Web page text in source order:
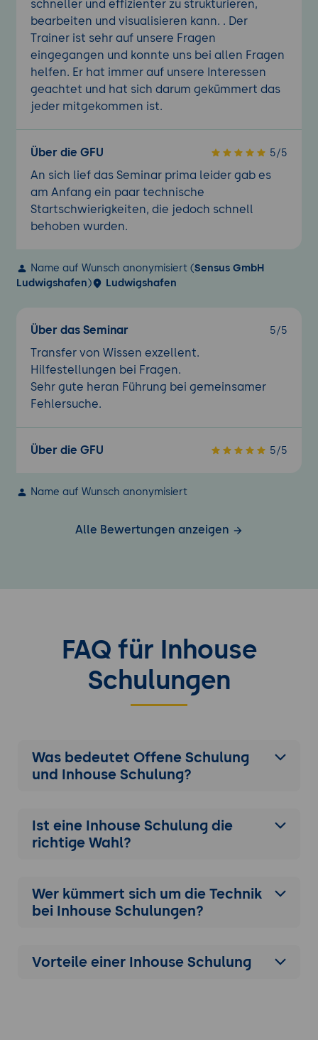
schneller und effizienter zu strukturieren,
bearbeiten und visualisieren kann. . Der
Trainer ist sehr auf unsere Fragen
eingegangen und konnte uns bei allen Fragen
helfen. Er hat immer auf unsere Interessen
geachtet und hat sich darum gekümmert das
jeder mitgekommen ist.
Über die GFU 5/5
An sich lief das Seminar prima leider gab es
am Anfang ein paar technische
Startschwierigkeiten, die jedoch schnell
behoben wurden.
Name auf Wunsch anonymisiert (Sensus GmbH
Ludwigshafen) Ludwigshafen
Über das Seminar 5/5
Transfer von Wissen exzellent.
Hilfestellungen bei Fragen.
Sehr gute heran Führung bei gemeinsamer
Fehlersuche.
Über die GFU 5/5
Name auf Wunsch anonymisiert
Alle Bewertungen anzeigen
FAQ für Inhouse
Schulungen
Was bedeutet Offene Schulung
und Inhouse Schulung?
Ist eine Inhouse Schulung die
richtige Wahl?
Wer kümmert sich um die Technik
bei Inhouse Schulungen?
Vorteile einer Inhouse Schulung